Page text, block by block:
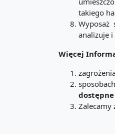
takiego
Wyposaż
analizuje i
Więcej
Zalecamy